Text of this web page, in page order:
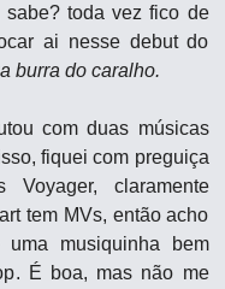
sabe? toda vez fico de
ai nesse debut do
burra do caralho.
com duas músicas
fiquei com preguiça
claramente
tem MVs, então acho
musiquinha bem
É boa, mas não me